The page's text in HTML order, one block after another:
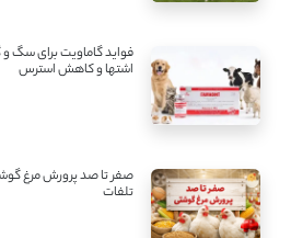
فواید گاماویت برای سگ و
اشتها و کاهش استرس
صفر تا صد پرورش مرغ
تلفات